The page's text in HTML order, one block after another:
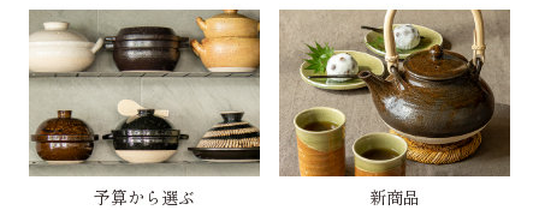
予算から選ぶ 新商品